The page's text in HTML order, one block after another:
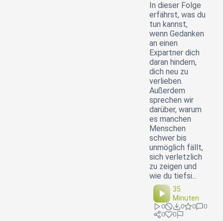
In dieser Folge
erfährst, was du
tun kannst,
wenn Gedanken
an einen
Expartner dich
daran hindern,
dich neu zu
verlieben.
Außerdem
sprechen wir
darüber, warum
es manchen
Menschen
schwer bis
unmöglich fällt,
sich verletzlich
zu zeigen und
wie du tiefsi...
35
Minuten
0 0 0
0
0
0